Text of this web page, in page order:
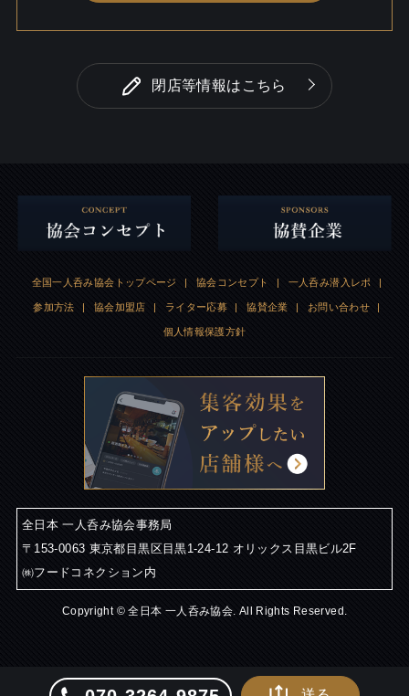
閉店等情報はこちら
全国一人呑み協会トップページ 協会コンセプト 一人呑み潜入レポ
参加方法 協会加盟店 ライター応募 協賛企業 お問い合わせ
個人情報保護方針
全日本 一人呑み協会事務局
〒153-0063 東京都目黒区目黒1-24-12 オリックス目黒ビル2F
㈱フードコネクション内
Copyright © 全日本 一人呑み協会. All Rights Reserved.